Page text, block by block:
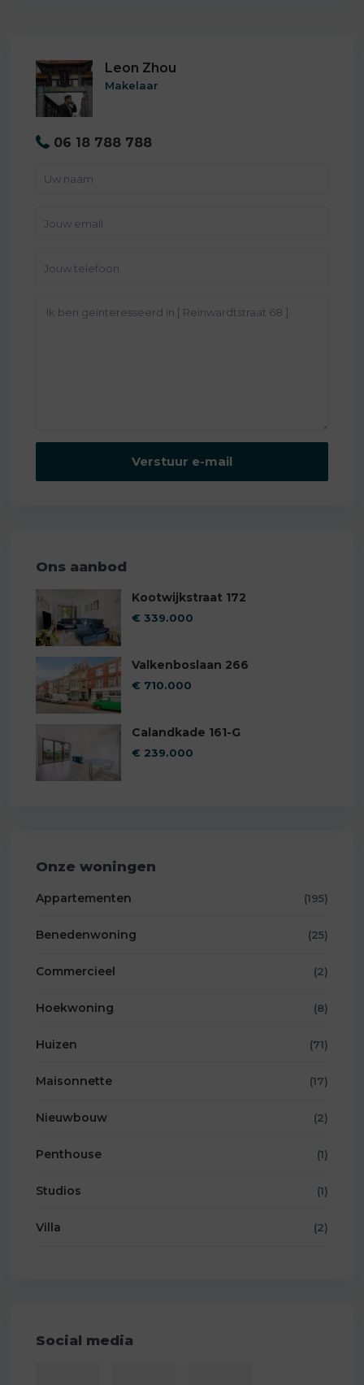
Leon Zhou
Makelaar
06 18 788 788
Ons aanbod
Kootwijkstraat 172
€ 339.000
Valkenboslaan 266
€ 710.000
Calandkade 161-G
€ 239.000
Onze woningen
Appartementen (195)
Benedenwoning (25)
Commercieel (2)
Hoekwoning (8)
Huizen (71)
Maisonnette (17)
Nieuwbouw (2)
Penthouse (1)
Studios (1)
Villa (2)
Social media